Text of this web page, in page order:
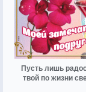
Пусть лишь
твой по жизни